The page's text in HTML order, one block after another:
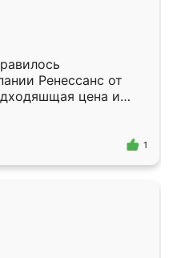
Ренессанс от
цена и
Приехавший
Владислав
самый
1